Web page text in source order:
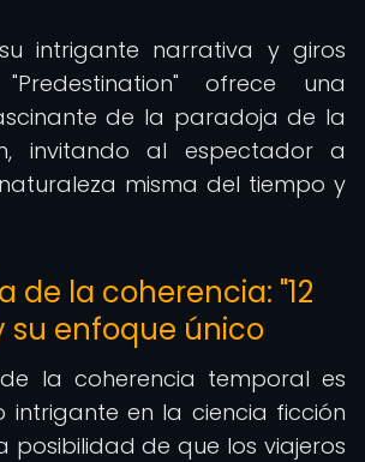
intrigante narrativa y giros
"Predestination" ofrece una
de la paradoja de la
invitando al espectador a
misma del tiempo y
de la coherencia: "12
su enfoque único
la coherencia temporal es
intrigante en la ciencia ficción
posibilidad de que los viajeros